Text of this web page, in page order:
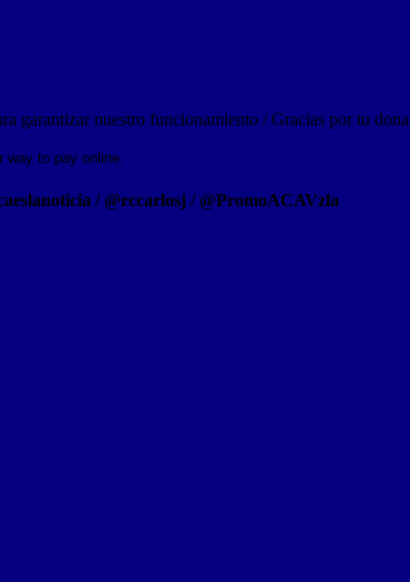
garantizar nuestro funcionamiento / Gracias por tu
/ @rccarlosj / @PromoACAVzla